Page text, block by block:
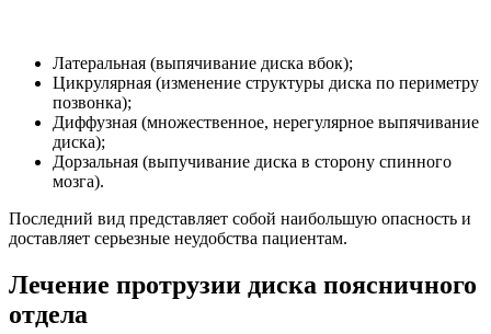
Латеральная (выпячивание диска вбок);
Цикрулярная (изменение структуры диска по периметру
позвонка);
Диффузная (множественное, нерегулярное выпячивание
диска);
Дорзальная (выпучивание диска в сторону спинного
мозга).
Последний вид представляет собой наибольшую опасность и
доставляет серьезные неудобства пациентам.
Лечение протрузии диска поясничного
отдела